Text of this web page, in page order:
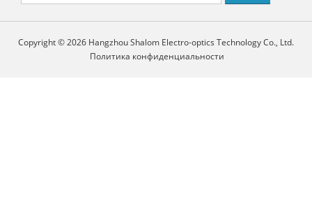
Copyright © 2026 Hangzhou Shalom Electro-optics Technology Co., Ltd.
Политика конфиденциальности